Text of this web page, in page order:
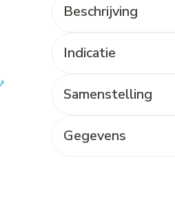
Beschrijving
Indicatie
Samenstelling
Gegevens